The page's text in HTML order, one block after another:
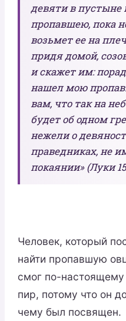
девяти в пустыне
пропавшею, пока
возьмет ее на
придя домой,
и скажет им:
нашел мою
вам, что так на
будет об одном
нежели о
праведниках, не
покаянии» (Луки
Человек, который
найти пропавшую
смог по-настоящему
пир, потому что он
чему был посвящен.